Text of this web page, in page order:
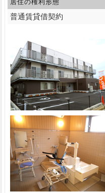
居住の権利形態
普通賃貸借契約